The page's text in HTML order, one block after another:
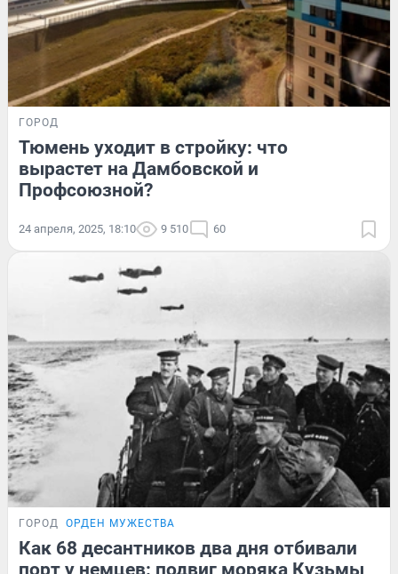
ГОРОД
Тюмень уходит в стройку: что
вырастет на Дамбовской и
Профсоюзной?
24 апреля, 2025, 18:10 9 510 60
ГОРОД ОРДЕН МУЖЕСТВА
Как 68 десантников два дня отбивали
порт у немцев: подвиг моряка Кузьмы